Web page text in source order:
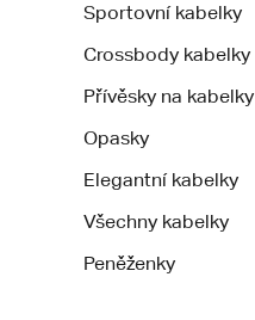
Sportovní kabelky
Crossbody kabelky
Přívěsky na kabelky
Opasky
Elegantní kabelky
Všechny kabelky
Peněženky